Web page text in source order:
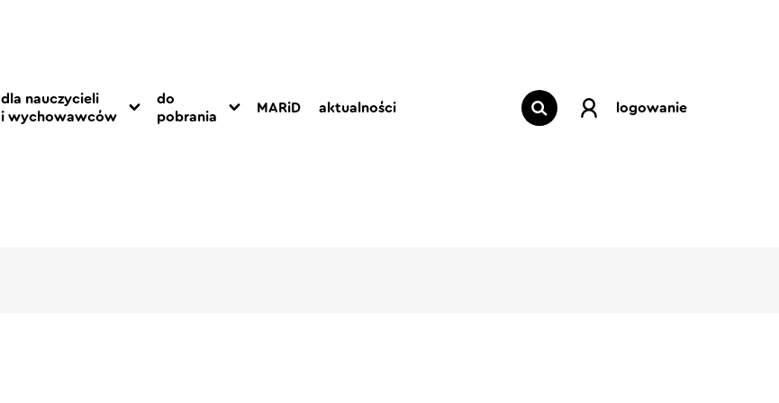
dla nauczycieli
i wychowawców
do
pobrania
MARiD aktualności logowanie